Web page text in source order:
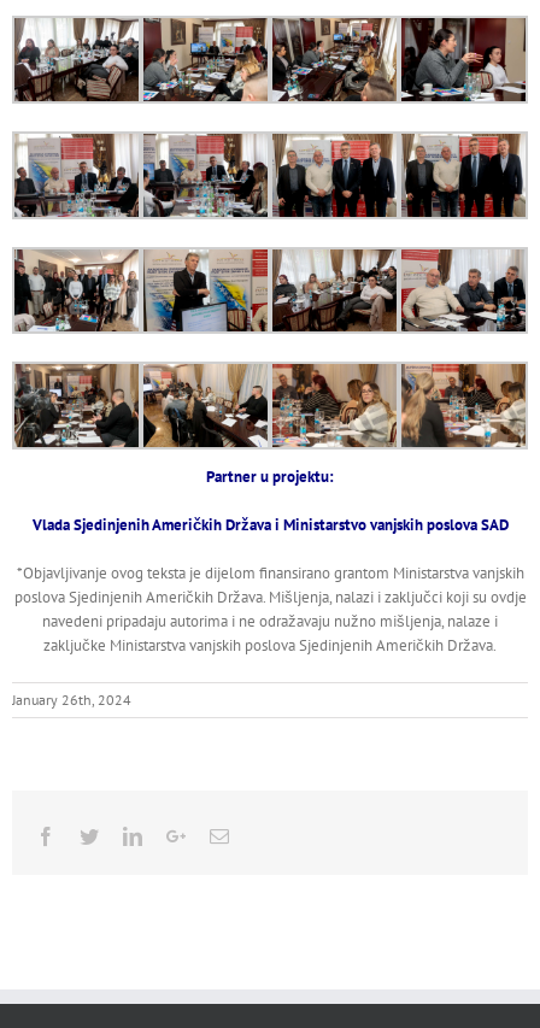
Partner u projektu:
Vlada Sjedinjenih Američkih Država i Ministarstvo vanjskih poslova SAD
*Objavljivanje ovog teksta je dijelom finansirano grantom Ministarstva vanjskih
poslova Sjedinjenih Američkih Država. Mišljenja, nalazi i zaključci koji su ovdje
navedeni pripadaju autorima i ne odražavaju nužno mišljenja, nalaze i
zaključke Ministarstva vanjskih poslova Sjedinjenih Američkih Država.
January 26th, 2024
Facebook
TwitterLinkedinGoogle+Email